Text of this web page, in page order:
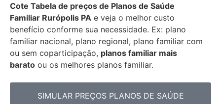
Cote Tabela de preços de Planos de Saúde
Familiar Rurópolis PA e veja o melhor custo
benefício conforme sua necessidade. Ex: plano
familiar nacional, plano regional, plano familiar com
ou sem coparticipação, planos familiar mais
barato ou os melhores planos familiar.
SIMULAR PREÇOS PLANOS DE SAÚDE